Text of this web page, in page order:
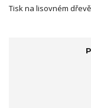
Tisk na lisovném dřevě